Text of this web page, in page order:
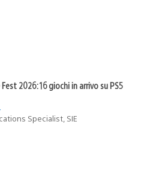
2026: 16 giochi in arrivo su PS5
Specialist, SIE